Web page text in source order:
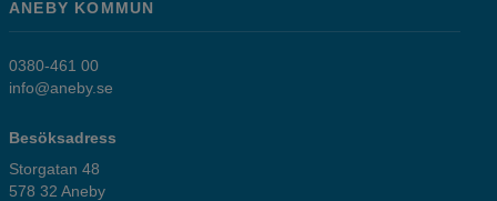
ANEBY KOMMUN
0380-461 00
info@aneby.se
Besöksadress
Storgatan 48
578 32 Aneby